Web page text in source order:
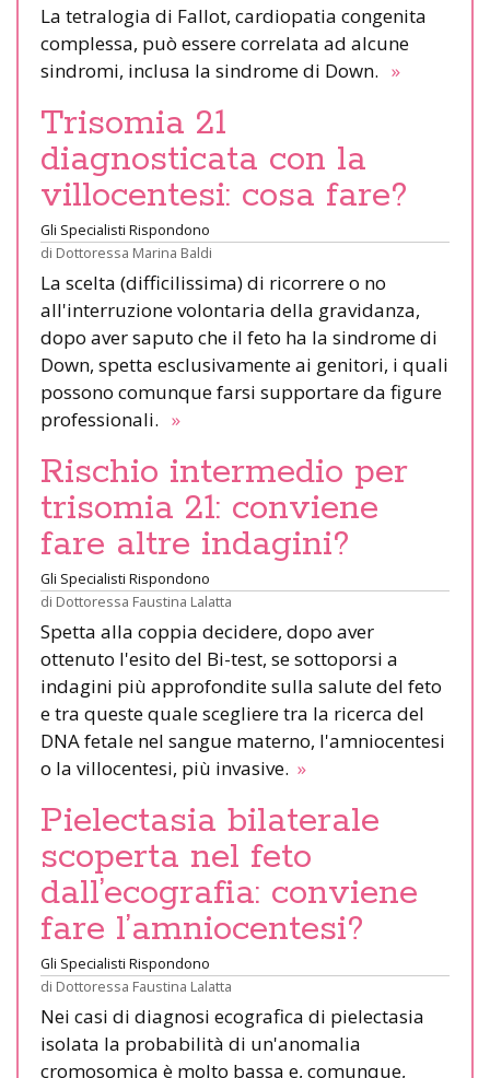
La tetralogia di Fallot, cardiopatia congenita
complessa, può essere correlata ad alcune
sindromi, inclusa la sindrome di Down. »
Trisomia 21
diagnosticata con la
villocentesi: cosa fare?
Gli Specialisti Rispondono
di Dottoressa Marina Baldi
La scelta (difficilissima) di ricorrere o no
all'interruzione volontaria della gravidanza,
dopo aver saputo che il feto ha la sindrome di
Down, spetta esclusivamente ai genitori, i quali
possono comunque farsi supportare da figure
professionali. »
Rischio intermedio per
trisomia 21: conviene
fare altre indagini?
Gli Specialisti Rispondono
di Dottoressa Faustina Lalatta
Spetta alla coppia decidere, dopo aver
ottenuto l'esito del Bi-test, se sottoporsi a
indagini più approfondite sulla salute del feto
e tra queste quale scegliere tra la ricerca del
DNA fetale nel sangue materno, l'amniocentesi
o la villocentesi, più invasive. »
Pielectasia bilaterale
scoperta nel feto
dall’ecografia: conviene
fare l’amniocentesi?
Gli Specialisti Rispondono
di Dottoressa Faustina Lalatta
Nei casi di diagnosi ecografica di pielectasia
isolata la probabilità di un'anomalia
cromosomica è molto bassa e, comunque,